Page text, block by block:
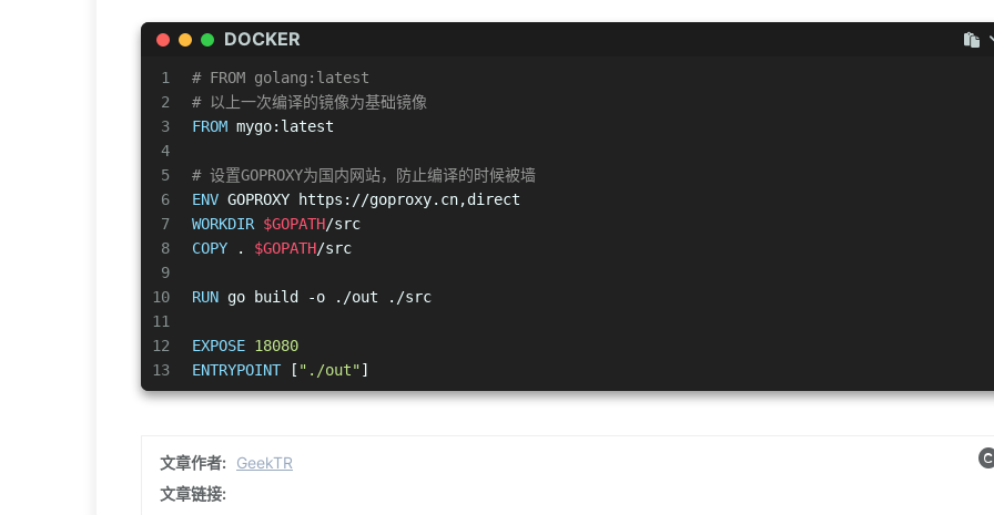
DOCKER
1
2
3
4
5
6
7
8
9
10
11
12
13
# FROM golang:latest
# 以上一次编译的镜像为基础镜像
FROM mygo:latest
# 设置GOPROXY为国内网站，防止编译的时候被墙
ENV GOPROXY https://goproxy.cn,direct
WORKDIR $GOPATH/src
COPY . $GOPATH/src
RUN go build -o ./out ./src
EXPOSE 18080
ENTRYPOINT [ "./out"]
文章作者: GeekTR
文章链接: